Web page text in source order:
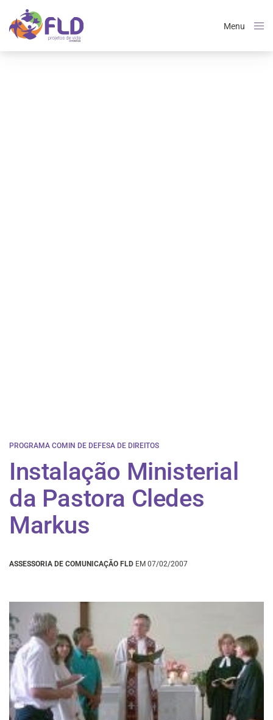
Menu
PROGRAMA COMIN DE DEFESA DE DIREITOS
Instalação Ministerial
da Pastora Cledes
Markus
ASSESSORIA DE COMUNICAÇÃO FLD EM 07/02/2007